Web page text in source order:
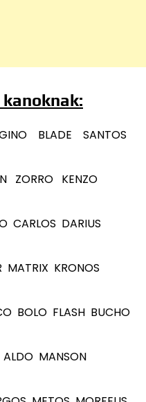
BLADE SANTOS
ZORRO KENZO
CARLOS DARIUS
KRONOS
BOLO FLASH BUCHO
MANSON